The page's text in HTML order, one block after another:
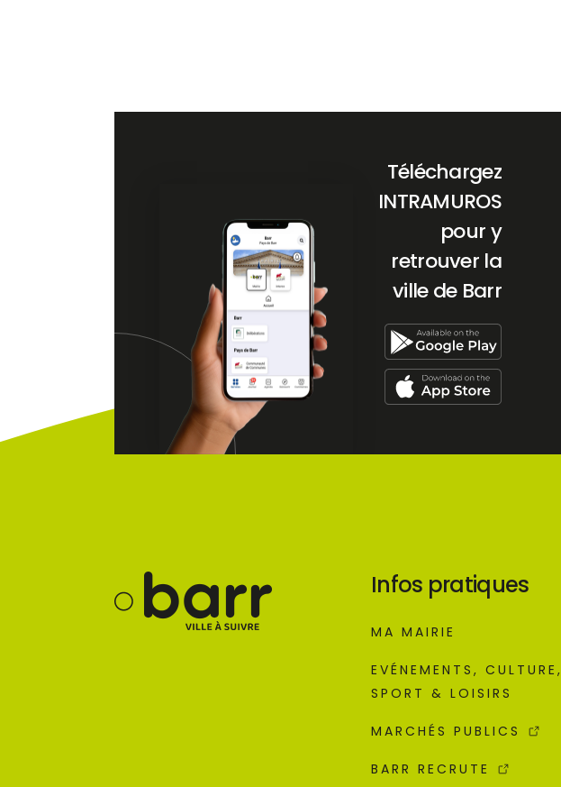
Téléchargez
INTRAMUROS
pour y
retrouver la
ville de Barr
Infos pratiques
MA MAIRIE
EVÉNEMENTS, CULTURE,
SPORT & LOISIRS
MARCHÉS PUBLICS
BARR RECRUTE